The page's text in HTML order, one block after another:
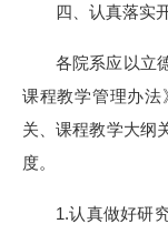
四、认真落实
各院系应以立
课程教学管理办法
关、课程教学大纲
度。
1.认真做好研